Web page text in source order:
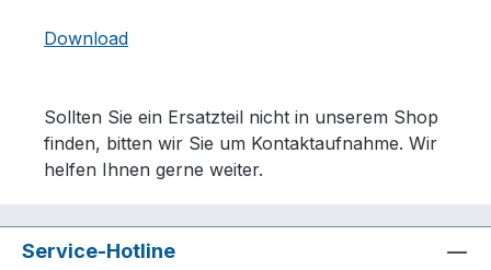
Download
Sollten Sie ein Ersatzteil nicht in unserem Shop
finden, bitten wir Sie um Kontaktaufnahme. Wir
helfen Ihnen gerne weiter.
Service-Hotline